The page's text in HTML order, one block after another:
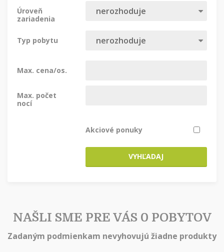
Úroveň
zariadenia
Typ pobytu
Max. cena/os.
Max. počet
nocí
Akciové ponuky
VYHĽADAJ
NAŠLI SME PRE VÁS 0 POBYTOV
Zadaným podmienkam nevyhovujú žiadne produkty